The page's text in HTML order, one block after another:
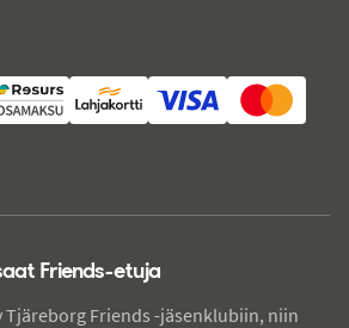
Friends-etuja
Friends -jäsenklubiin, niin